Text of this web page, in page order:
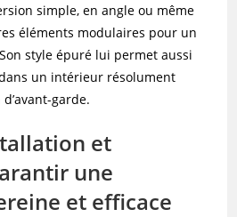
simple, en angle ou même
éléments modulaires pour un
style épuré lui permet aussi
un intérieur résolument
garde.
et
une
et efficace